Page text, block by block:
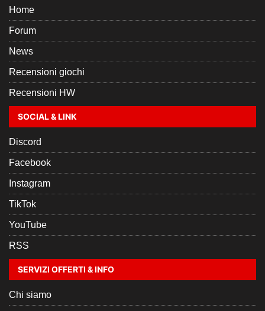
Home
Forum
News
Recensioni giochi
Recensioni HW
SOCIAL & LINK
Discord
Facebook
Instagram
TikTok
YouTube
RSS
SERVIZI OFFERTI & INFO
Chi siamo